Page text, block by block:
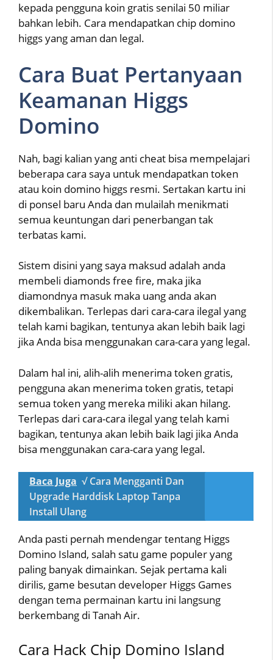
kepada pengguna koin gratis senilai 50 miliar
bahkan lebih. Cara mendapatkan chip domino
higgs yang aman dan legal.
Cara Buat Pertanyaan
Keamanan Higgs
Domino
Nah, bagi kalian yang anti cheat bisa mempelajari
beberapa cara saya untuk mendapatkan token
atau koin domino higgs resmi. Sertakan kartu ini
di ponsel baru Anda dan mulailah menikmati
semua keuntungan dari penerbangan tak
terbatas kami.
Sistem disini yang saya maksud adalah anda
membeli diamonds free fire, maka jika
diamondnya masuk maka uang anda akan
dikembalikan. Terlepas dari cara-cara ilegal yang
telah kami bagikan, tentunya akan lebih baik lagi
jika Anda bisa menggunakan cara-cara yang legal.
Dalam hal ini, alih-alih menerima token gratis,
pengguna akan menerima token gratis, tetapi
semua token yang mereka miliki akan hilang.
Terlepas dari cara-cara ilegal yang telah kami
bagikan, tentunya akan lebih baik lagi jika Anda
bisa menggunakan cara-cara yang legal.
Baca Juga √ Cara Mengganti Dan
Upgrade Harddisk Laptop Tanpa
Install Ulang
Anda pasti pernah mendengar tentang Higgs
Domino Island, salah satu game populer yang
paling banyak dimainkan. Sejak pertama kali
dirilis, game besutan developer Higgs Games
dengan tema permainan kartu ini langsung
berkembang di Tanah Air.
Cara Hack Chip Domino Island